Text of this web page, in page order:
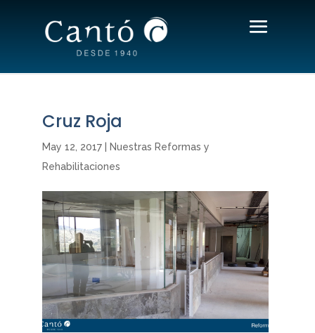
Cruz Roja
May 12, 2017|
Nuestras Reformas y
Rehabilitaciones